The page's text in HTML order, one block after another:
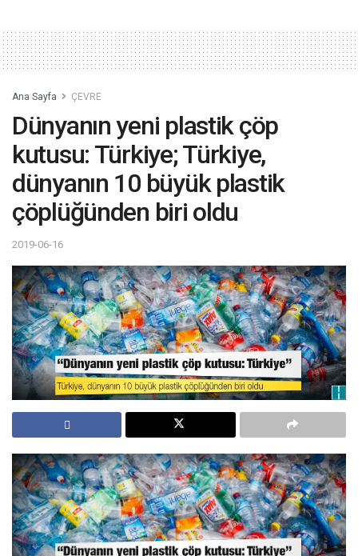
Ana Sayfa ÇEVRE
Dünyanın yeni plastik çöp
kutusu: Türkiye; Türkiye,
dünyanın 10 büyük plastik
çöplüğünden biri oldu
2019-06-16